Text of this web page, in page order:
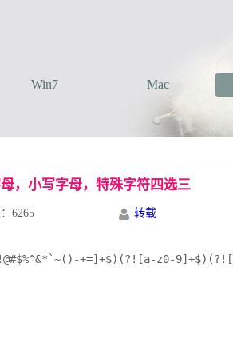
Win7
Mac
，小写字母，特殊字符四选三
6265 转载